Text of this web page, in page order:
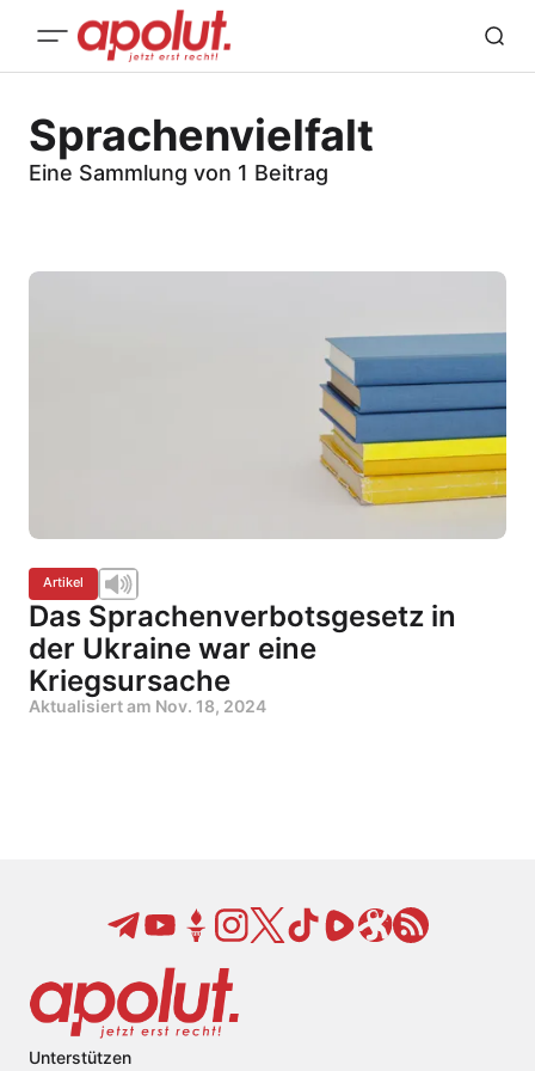
Sprachenvielfalt
Eine Sammlung von 1 Beitrag
Artikel
Das Sprachenverbotsgesetz in
der Ukraine war eine
Kriegsursache
Aktualisiert am Nov. 18, 2024
Unterstützen